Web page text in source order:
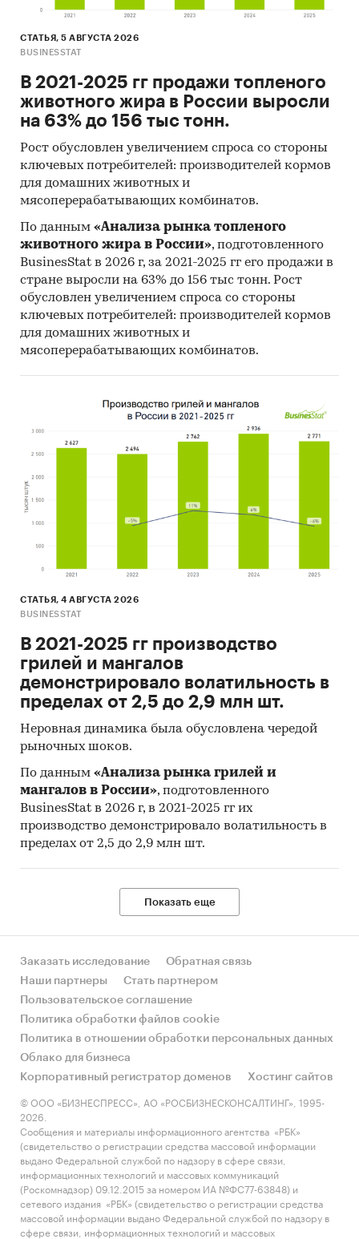
мобильных приложений АЗС на 4 года
Оценка факторов инвестиционной
привлекательности рынка
Выводы о перспективности создания
предприятий в исследуемой области и
рекомендации действующим операторам
рынка
Методологические пояснения
Источники информации:
Результаты on-line опроса 140
пользователей мобильных приложений АЗС
[2]
Официальные интернет-порталы правовой
информации
Базы данных Росстат
Отчетность эмитентов
Архивы СМИ
Региональные и федеральные СМИ
Инсайдерские источники
Online опрос 140 пользователей мобильных
проведенного опроса представлены в
наглядных диаграммах и информативных
таблицах.
информации из различных источников,
Прогноз ГидМаркет. Современные
статистические методы прогнозирования с
поправкой на мнение экспертов.
Отчет отражает мнение авторов и не является
инвестиционной рекомендацией
течение последнего месяца
[2]Пользователем приложения считается тот,
кто использовал приложения хотя бы 1 раз в
течение последнего месяца
Пользователем приложения считается тот,
кто использовал приложения хотя бы 1 раз в
течение последнего месяца
Категории: Потребительские услуги /
Бытовые услуги / АЗС
Россия
IT и телекоммуникации
Мобильные
приложения
СТАТЬЯ, 5 АВГУСТА 2026
BUSINESSTAT
В 2021-2025 гг продажи топленого
животного жира в России выросли
на 63% до 156 тыс тонн.
Рост обусловлен увеличением спроса со стороны
ключевых потребителей: производителей кормов
для домашних животных и
мясоперерабатывающих комбинатов.
По данным «Анализа рынка топленого
животного жира в России», подготовленного
BusinesStat в 2026 г, за 2021-2025 гг его продажи в
стране выросли на 63% до 156 тыс тонн. Рост
обусловлен увеличением спроса со стороны
ключевых потребителей: производителей кормов
для домашних животных и
мясоперерабатывающих комбинатов.
СТАТЬЯ, 4 АВГУСТА 2026
BUSINESSTAT
В 2021-2025 гг производство
грилей и мангалов
демонстрировало волатильность в
пределах от 2,5 до 2,9 млн шт.
Неровная динамика была обусловлена чередой
рыночных шоков.
По данным «Анализа рынка грилей и
мангалов в России», подготовленного
BusinesStat в 2026 г, в 2021-2025 гг их
производство демонстрировало волатильность в
пределах от 2,5 до 2,9 млн шт.
Показать еще
Заказать исследование
Обратная связь
Наши партнеры
Стать партнером
Пользовательское соглашение
Политика обработки файлов cookie
Политика в отношении обработки персональных данных
Облако для бизнеса
Корпоративный регистратор доменов
Хостинг сайтов
© ООО «БИЗНЕСПРЕСС», АО «РОСБИЗНЕСКОНСАЛТИНГ», 1995-
2026.
Сообщения и материалы информационного агентства «РБК»
(свидетельство о регистрации средства массовой информации
выдано Федеральной службой по надзору в сфере связи,
информационных технологий и массовых коммуникаций
(Роскомнадзор) 09.12.2015 за номером ИА №ФС77-63848) и
сетевого издания «РБК» (свидетельство о регистрации средства
массовой информации выдано Федеральной службой по надзору в
сфере связи, информационных технологий и массовых